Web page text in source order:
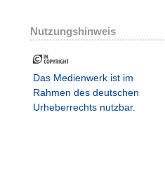
Nutzungshinweis
Das Medienwerk ist im
Rahmen des deutschen
Urheberrechts nutzbar.